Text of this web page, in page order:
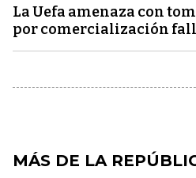
La Uefa amenaza con
por comercialización
MÁS DE LA